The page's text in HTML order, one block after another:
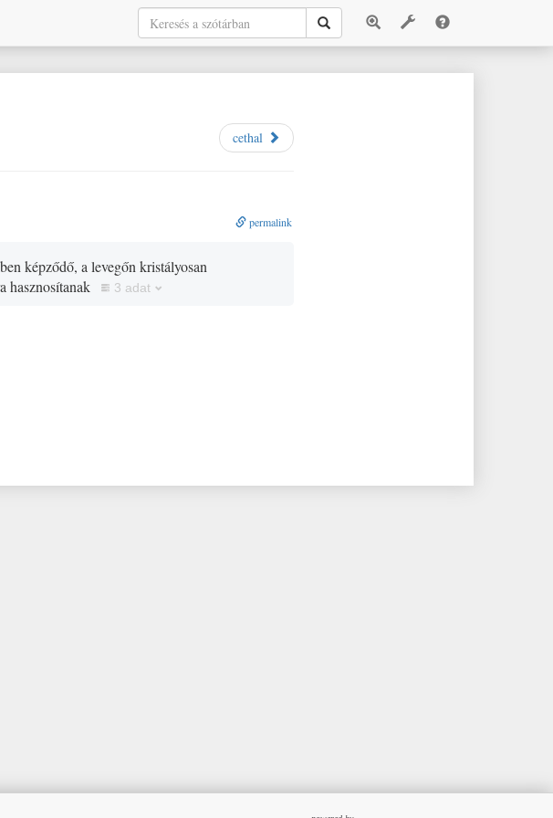
cethal
permalink
képződő, a levegőn kristályosan
hasznosítanak
3 adat